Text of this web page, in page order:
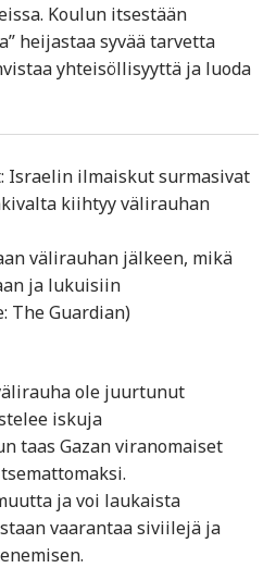
Koulun itsestään
heijastaa syvää tarvetta
yhteisöllisyyttä ja luoda
Israelin ilmaiskut surmasivat
kiihtyy välirauhan
välirauhan jälkeen, mikä
ja lukuisiin
The Guardian)
ole juurtunut
iskuja
taas Gazan viranomaiset
ja voi laukaista
vaarantaa siviilejä ja